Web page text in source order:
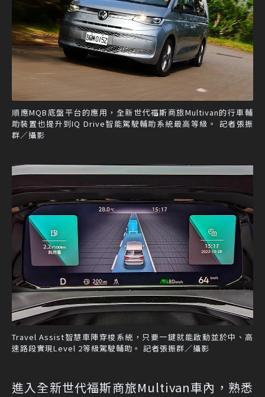
順應MQB底盤平台的應用，全新世代福斯商旅Multivan的行車輔
助裝置也提升到IQ Drive智能駕駛輔助系統最高等級。 記者張振
群／攝影
Travel Assist智慧車陣穿梭系統，只要一鍵就能啟動並於中、高
速路段實現Level 2等級駕駛輔助。 記者張振群／攝影
進入全新世代福斯商旅Multivan車內，熟悉